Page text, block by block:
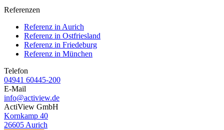
Referenzen
Referenz in Aurich
Referenz in Ostfriesland
Referenz in Friedeburg
Referenz in München
Telefon
04941 60445-200
E-Mail
info@actiview.de
ActiView GmbH
Kornkamp 40
26605 Aurich